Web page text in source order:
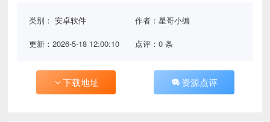
类别：安卓软件 作者：星哥小编
更新：2026-5-18 12:00:10 点评：0 条
下载地址 资源点评